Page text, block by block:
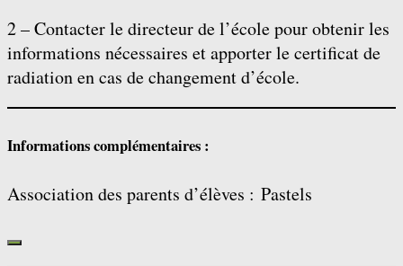
2 – Contacter le directeur de l’école pour obtenir les
informations nécessaires et apporter le certificat de
radiation en cas de changement d’école.
Informations complémentaires :
Association des parents d’élèves : Pastels